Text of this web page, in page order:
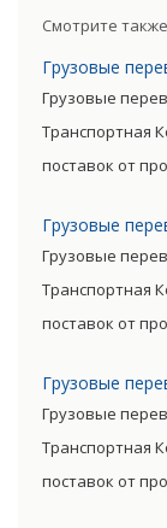
Смотрите также
Грузовые
Грузовые
Транспортная
поставок от
позволяют
существенно
Грузовые
Грузовые
Транспортная
поставок от
позволяют
существенно
Грузовые
Грузовые
Транспортная
поставок от